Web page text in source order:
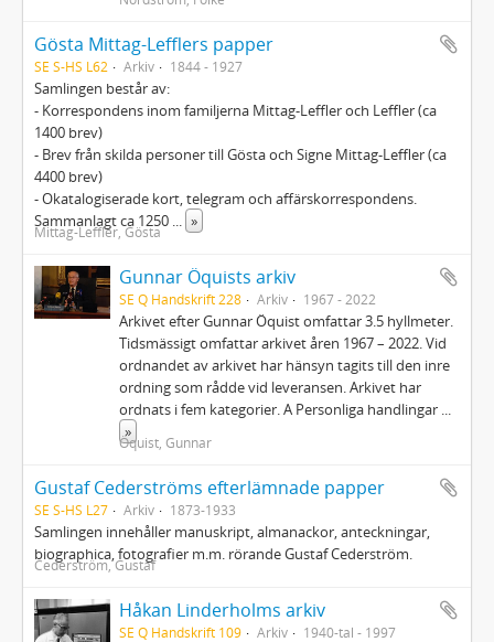
Gösta Mittag-Lefflers papper
SE S-HS L62 Arkiv 1844 - 1927
Samlingen består av:
- Korrespondens inom familjerna Mittag-Leffler och Leffler (ca
1400 brev)
- Brev från skilda personer till Gösta och Signe Mittag-Leffler (ca
4400 brev)
- Okatalogiserade kort, telegram och affärskorrespondens.
Sammanlagt ca 1250 ... »
Mittag-Leffler, Gösta
Gunnar Öquists arkiv
SE Q Handskrift 228 Arkiv 1967 - 2022
Arkivet efter Gunnar Öquist omfattar 3.5 hyllmeter.
Tidsmässigt omfattar arkivet åren 1967 – 2022. Vid
ordnandet av arkivet har hänsyn tagits till den inre
ordning som rådde vid leveransen. Arkivet har
ordnats i fem kategorier. A Personliga handlingar ...
»
Öquist, Gunnar
Gustaf Cederströms efterlämnade papper
SE S-HS L27 Arkiv 1873-1933
Samlingen innehåller manuskript, almanackor, anteckningar,
biographica, fotografier m.m. rörande Gustaf Cederström.
Cederström, Gustaf
Håkan Linderholms arkiv
SE Q Handskrift 109 Arkiv 1940-tal - 1997